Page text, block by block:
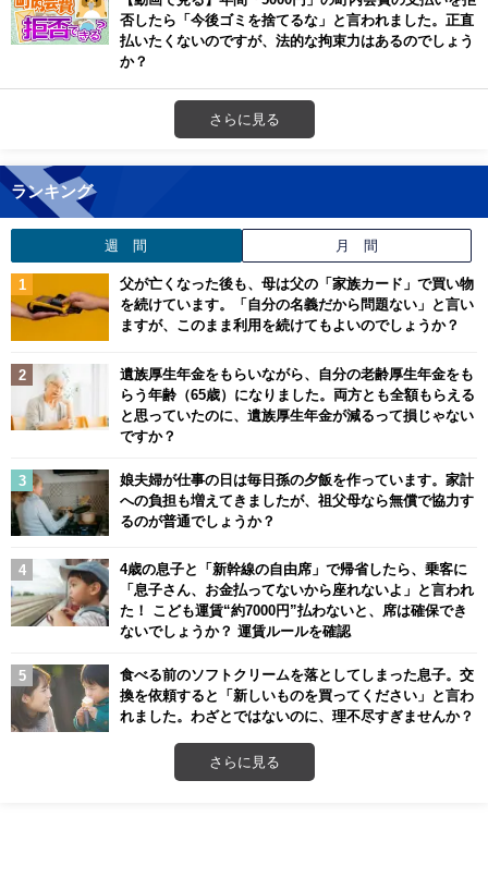
否したら「今後ゴミを捨てるな」と言われました。正直
払いたくないのですが、法的な拘束力はあるのでしょう
か？
さらに見る
ランキング
週 間 月 間
父が亡くなった後も、母は父の「家族カード」で買い物
を続けています。「自分の名義だから問題ない」と言い
ますが、このまま利用を続けてもよいのでしょうか？
遺族厚生年金をもらいながら、自分の老齢厚生年金をも
らう年齢（65歳）になりました。両方とも全額もらえる
と思っていたのに、遺族厚生年金が減るって損じゃない
ですか？
娘夫婦が仕事の日は毎日孫の夕飯を作っています。家計
への負担も増えてきましたが、祖父母なら無償で協力す
るのが普通でしょうか？
4歳の息子と「新幹線の自由席」で帰省したら、乗客に
「息子さん、お金払ってないから座れないよ」と言われ
た！ こども運賃“約7000円”払わないと、席は確保でき
ないでしょうか？ 運賃ルールを確認
食べる前のソフトクリームを落としてしまった息子。交
換を依頼すると「新しいものを買ってください」と言わ
れました。わざとではないのに、理不尽すぎませんか？
さらに見る